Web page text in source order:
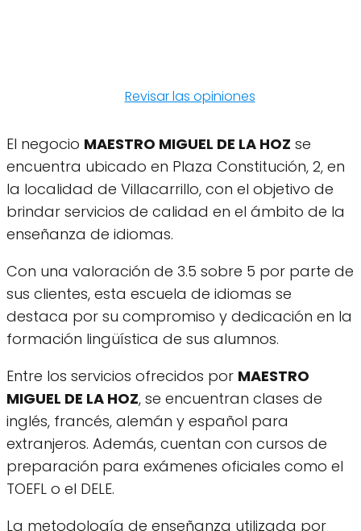
Revisar las opiniones
El negocio MAESTRO MIGUEL DE LA HOZ se
encuentra ubicado en Plaza Constitución, 2, en
la localidad de Villacarrillo, con el objetivo de
brindar servicios de calidad en el ámbito de la
enseñanza de idiomas.
Con una valoración de 3.5 sobre 5 por parte de
sus clientes, esta escuela de idiomas se
destaca por su compromiso y dedicación en la
formación lingüística de sus alumnos.
Entre los servicios ofrecidos por MAESTRO
MIGUEL DE LA HOZ, se encuentran clases de
inglés, francés, alemán y español para
extranjeros. Además, cuentan con cursos de
preparación para exámenes oficiales como el
TOEFL o el DELE.
La metodología de enseñanza utilizada por